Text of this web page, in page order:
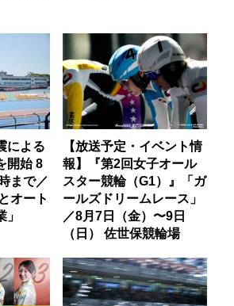
による
開始 8
まで／
オート
【放送予定・イベント情
報】『第2回女子オール
スター競輪（G1）』「ガ
ールズドリームレース」
／8月7日（金）〜9日
（日） 佐世保競輪場